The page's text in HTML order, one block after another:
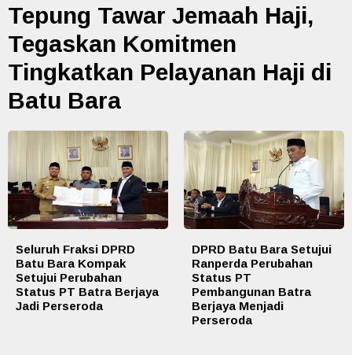
Tepung Tawar Jemaah Haji,
Tegaskan Komitmen
Tingkatkan Pelayanan Haji di
Batu Bara
Seluruh Fraksi DPRD
Batu Bara Kompak
Setujui Perubahan
Status PT Batra Berjaya
Jadi Perseroda
DPRD Batu Bara Setujui
Ranperda Perubahan
Status PT
Pembangunan Batra
Berjaya Menjadi
Perseroda